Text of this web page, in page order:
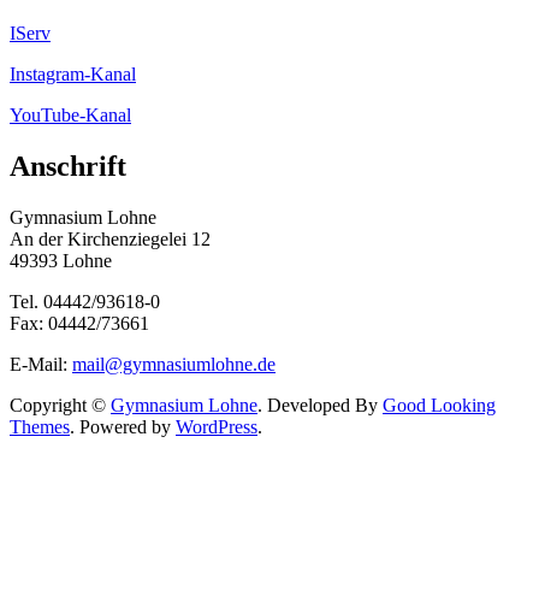
IServ
Instagram-Kanal
YouTube-Kanal
Anschrift
Gymnasium Lohne
An der Kirchenziegelei 12
49393 Lohne
Tel. 04442/93618-0
Fax: 04442/73661
E-Mail: mail@gymnasiumlohne.de
Copyright © Gymnasium Lohne. Developed By Good Looking
Themes. Powered by WordPress.